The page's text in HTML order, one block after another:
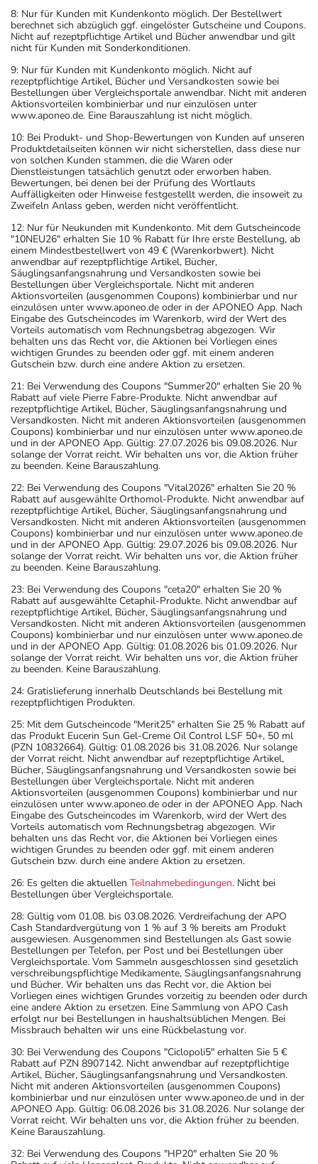
8: Nur für Kunden mit Kundenkonto möglich. Der Bestellwert
berechnet sich abzüglich ggf. eingelöster Gutscheine und Coupons.
Nicht auf rezeptpflichtige Artikel und Bücher anwendbar und gilt
nicht für Kunden mit Sonderkonditionen.
9: Nur für Kunden mit Kundenkonto möglich. Nicht auf
rezeptpflichtige Artikel, Bücher und Versandkosten sowie bei
Bestellungen über Vergleichsportale anwendbar. Nicht mit anderen
Aktionsvorteilen kombinierbar und nur einzulösen unter
www.aponeo.de. Eine Barauszahlung ist nicht möglich.
10: Bei Produkt- und Shop-Bewertungen von Kunden auf unseren
Produktdetailseiten können wir nicht sicherstellen, dass diese nur
von solchen Kunden stammen, die die Waren oder
Dienstleistungen tatsächlich genutzt oder erworben haben.
Bewertungen, bei denen bei der Prüfung des Wortlauts
Auffälligkeiten oder Hinweise festgestellt werden, die insoweit zu
Zweifeln Anlass geben, werden nicht veröffentlicht.
12: Nur für Neukunden mit Kundenkonto. Mit dem Gutscheincode
"10NEU26" erhalten Sie 10 % Rabatt für Ihre erste Bestellung, ab
einem Mindestbestellwert von 49 € (Warenkorbwert). Nicht
anwendbar auf rezeptpflichtige Artikel, Bücher,
Säuglingsanfangsnahrung und Versandkosten sowie bei
Bestellungen über Vergleichsportale. Nicht mit anderen
Aktionsvorteilen (ausgenommen Coupons) kombinierbar und nur
einzulösen unter www.aponeo.de oder in der APONEO App. Nach
Eingabe des Gutscheincodes im Warenkorb, wird der Wert des
Vorteils automatisch vom Rechnungsbetrag abgezogen. Wir
behalten uns das Recht vor, die Aktionen bei Vorliegen eines
wichtigen Grundes zu beenden oder ggf. mit einem anderen
Gutschein bzw. durch eine andere Aktion zu ersetzen.
21: Bei Verwendung des Coupons "Summer20" erhalten Sie 20 %
Rabatt auf viele Pierre Fabre-Produkte. Nicht anwendbar auf
rezeptpflichtige Artikel, Bücher, Säuglingsanfangsnahrung und
Versandkosten. Nicht mit anderen Aktionsvorteilen (ausgenommen
Coupons) kombinierbar und nur einzulösen unter www.aponeo.de
und in der APONEO App. Gültig: 27.07.2026 bis 09.08.2026. Nur
solange der Vorrat reicht. Wir behalten uns vor, die Aktion früher
zu beenden. Keine Barauszahlung.
22: Bei Verwendung des Coupons "Vital2026" erhalten Sie 20 %
Rabatt auf ausgewählte Orthomol-Produkte. Nicht anwendbar auf
rezeptpflichtige Artikel, Bücher, Säuglingsanfangsnahrung und
Versandkosten. Nicht mit anderen Aktionsvorteilen (ausgenommen
Coupons) kombinierbar und nur einzulösen unter www.aponeo.de
und in der APONEO App. Gültig: 29.07.2026 bis 09.08.2026. Nur
solange der Vorrat reicht. Wir behalten uns vor, die Aktion früher
zu beenden. Keine Barauszahlung.
23: Bei Verwendung des Coupons "ceta20" erhalten Sie 20 %
Rabatt auf ausgewählte Cetaphil-Produkte. Nicht anwendbar auf
rezeptpflichtige Artikel, Bücher, Säuglingsanfangsnahrung und
Versandkosten. Nicht mit anderen Aktionsvorteilen (ausgenommen
Coupons) kombinierbar und nur einzulösen unter www.aponeo.de
und in der APONEO App. Gültig: 01.08.2026 bis 01.09.2026. Nur
solange der Vorrat reicht. Wir behalten uns vor, die Aktion früher
zu beenden. Keine Barauszahlung.
24: Gratislieferung innerhalb Deutschlands bei Bestellung mit
rezeptpflichtigen Produkten.
25: Mit dem Gutscheincode "Merit25" erhalten Sie 25 % Rabatt auf
das Produkt Eucerin Sun Gel-Creme Oil Control LSF 50+, 50 ml
(PZN 10832664). Gültig: 01.08.2026 bis 31.08.2026. Nur solange
der Vorrat reicht. Nicht anwendbar auf rezeptpflichtige Artikel,
Bücher, Säuglingsanfangsnahrung und Versandkosten sowie bei
Bestellungen über Vergleichsportale. Nicht mit anderen
Aktionsvorteilen (ausgenommen Coupons) kombinierbar und nur
einzulösen unter www.aponeo.de oder in der APONEO App. Nach
Eingabe des Gutscheincodes im Warenkorb, wird der Wert des
Vorteils automatisch vom Rechnungsbetrag abgezogen. Wir
behalten uns das Recht vor, die Aktionen bei Vorliegen eines
wichtigen Grundes zu beenden oder ggf. mit einem anderen
Gutschein bzw. durch eine andere Aktion zu ersetzen.
26: Es gelten die aktuellen Teilnahmebedingungen. Nicht bei
Bestellungen über Vergleichsportale.
28: Gültig vom 01.08. bis 03.08.2026. Verdreifachung der APO
Cash Standardvergütung von 1 % auf 3 % bereits am Produkt
ausgewiesen. Ausgenommen sind Bestellungen als Gast sowie
Bestellungen per Telefon, per Post und bei Bestellungen über
Vergleichsportale. Vom Sammeln ausgeschlossen sind gesetzlich
verschreibungspflichtige Medikamente, Säuglingsanfangsnahrung
und Bücher. Wir behalten uns das Recht vor, die Aktion bei
Vorliegen eines wichtigen Grundes vorzeitig zu beenden oder durch
eine andere Aktion zu ersetzen. Eine Sammlung von APO Cash
erfolgt nur bei Bestellungen in haushaltsüblichen Mengen. Bei
Missbrauch behalten wir uns eine Rückbelastung vor.
30: Bei Verwendung des Coupons "Ciclopoli5" erhalten Sie 5 €
Rabatt auf PZN 8907142. Nicht anwendbar auf rezeptpflichtige
Artikel, Bücher, Säuglingsanfangsnahrung und Versandkosten.
Nicht mit anderen Aktionsvorteilen (ausgenommen Coupons)
kombinierbar und nur einzulösen unter www.aponeo.de und in der
APONEO App. Gültig: 06.08.2026 bis 31.08.2026. Nur solange der
Vorrat reicht. Wir behalten uns vor, die Aktion früher zu beenden.
Keine Barauszahlung.
32: Bei Verwendung des Coupons "HP20" erhalten Sie 20 %